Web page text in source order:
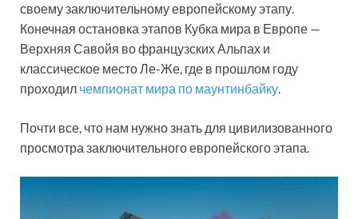
своему заключительному европейскому этапу.
Конечная остановка этапов Кубка мира в Европе —
Верхняя Савойя во французских Альпах и
классическое место Ле-Же, где в прошлом году
проходил чемпионат мира по маунтинбайку.
Почти все, что нам нужно знать для цивилизованного
просмотра заключительного европейского этапа.